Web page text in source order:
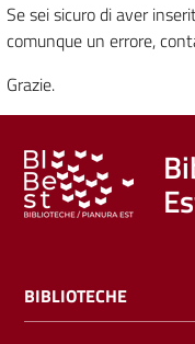
Cosa
offriamo
Trova
libri
e
film
Calendario
Se sei sicuro di aver
comunque un errore,
Grazie.
BIBLIOTECHE